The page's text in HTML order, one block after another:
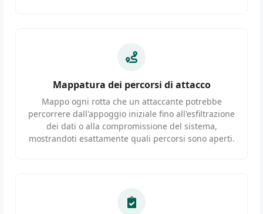
Mappatura dei percorsi di attacco
Mappo ogni rotta che un attaccante potrebbe
percorrere dall'appoggio iniziale fino all'esfiltrazione
dei dati o alla compromissione del sistema,
mostrandoti esattamente quali percorsi sono aperti.